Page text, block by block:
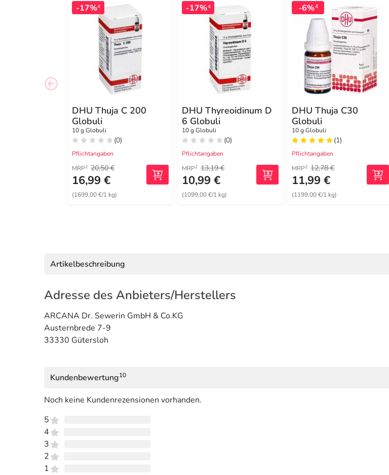
-17%4
DHU Thuja C 200
Globuli
10 g Globuli
(0)
Pflichtangaben
MRP2 20,50 €
16,99 €
(1699,00 €/1 kg)
-17%4
DHU Thyreoidinum D
6 Globuli
10 g Globuli
(0)
Pflichtangaben
MRP2 13,19 €
10,99 €
(1099,00 €/1 kg)
-6%4
DHU Thuja C30
Globuli
10 g Globuli
(1)
Pflichtangaben
MRP2 12,78 €
11,99 €
(1199,00 €/1 kg)
Artikelbeschreibung
Adresse des Anbieters/Herstellers
ARCANA Dr. Sewerin GmbH & Co.KG
Austernbrede 7-9
33330 Gütersloh
Kundenbewertung10
Noch keine Kundenrezensionen vorhanden.
5
4
3
2
1